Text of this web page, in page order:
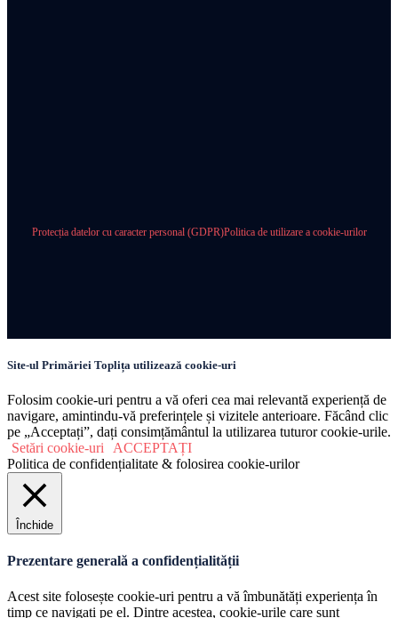
Protecția datelor cu caracter personal (GDPR)Politica de utilizare a cookie-urilor
Site-ul Primăriei Toplița utilizează cookie-uri
Folosim cookie-uri pentru a vă oferi cea mai relevantă experiență de
navigare, amintindu-vă preferințele și vizitele anterioare. Făcând clic
pe „Acceptați”, dați consimțământul la utilizarea tuturor cookie-urile.
Setări cookie-uri
ACCEPTAȚI
Politica de confidențialitate & folosirea cookie-urilor
Închide
Prezentare generală a confidențialității
Acest site folosește cookie-uri pentru a vă îmbunătăți experiența în
timp ce navigați pe el. Dintre acestea, cookie-urile care sunt